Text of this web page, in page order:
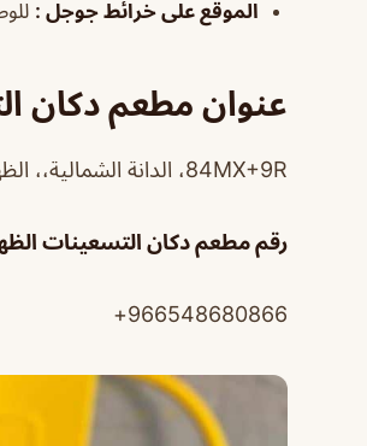
الموقع على خرائط جوجل :
عنوان مطعم دكان
84MX+9R، الدانة الشمالية،، الظهران 34258، المملكة العربية السعودية
رقم مطعم دكان التسعينات
966548680866+